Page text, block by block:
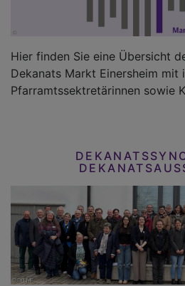
Hier finden Sie eine Übersicht
Dekanats Markt Einersheim mit
Pfarramtssektretärinnen sowie